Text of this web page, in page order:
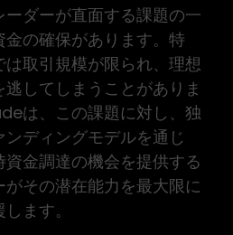
ダーが直面する課題の一
の確保があります。特
取引規模が限られ、理想
してしまうことがありま
は、この課題に対し、独
ディングモデルを通じ
金調達の機会を提供する
その潜在能力を最大限に
ます。